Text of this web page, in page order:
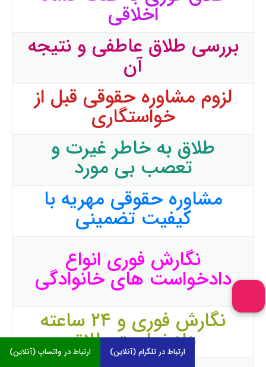
اخلاقی
بررسی طلاق عاطفی و نتیجه
آن
لزوم مشاوره حقوقی قبل از
خواستگاری
طلاق به خاطر غیرت و
تعصب بی مورد
مشاوره حقوقی مهریه با
کیفیت تضمینی
نگارش فوری انواع
دادخواست های خانوادگی
نگارش فوری و ۲۴ ساعته
دادخواست طلاقارتباط در واتساپ (آنلاین) ارتباط در تلگرام (آنلاین)